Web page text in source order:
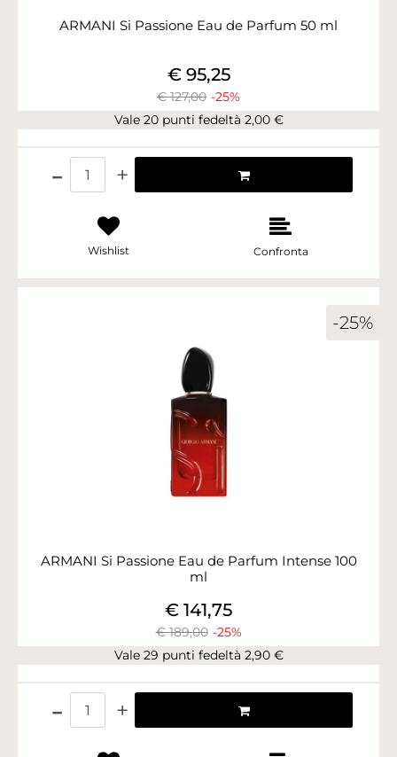
ARMANI Si Passione Eau de Parfum 50 ml
€ 127,00 -25%
€ 95,25
Vale 20 punti fedeltà 2,00 €
Wishlist Confronta
-25%
ARMANI Si Passione Eau de Parfum Intense 100
ml
€ 189,00 -25%
€ 141,75
Vale 29 punti fedeltà 2,90 €